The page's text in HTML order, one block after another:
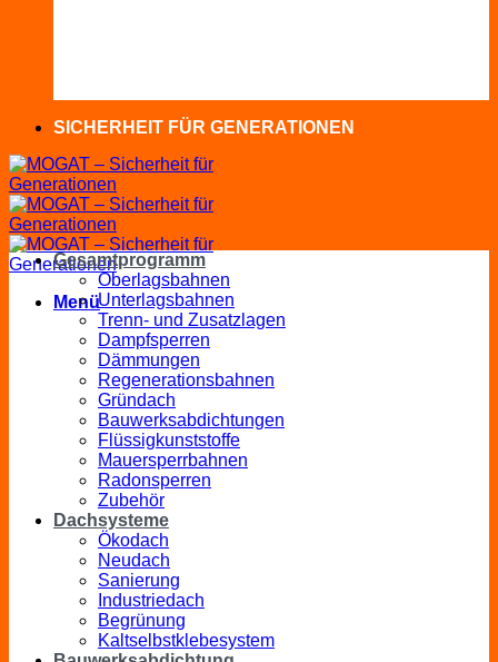
SICHERHEIT FÜR GENERATIONEN
Menü
Gesamtprogramm
Oberlagsbahnen
Unterlagsbahnen
Trenn- und Zusatzlagen
Dampfsperren
Dämmungen
Regenerationsbahnen
Gründach
Bauwerksabdichtungen
Flüssigkunststoffe
Mauersperrbahnen
Radonsperren
Zubehör
Dachsysteme
Ökodach
Neudach
Sanierung
Industriedach
Begrünung
Kaltselbstklebesystem